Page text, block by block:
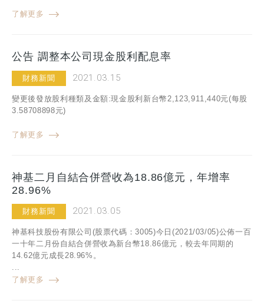
了解更多
公告 調整本公司現金股利配息率
財務新聞 2021.03.15
變更後發放股利種類及金額:現金股利新台幣2,123,911,440元(每股
3.58708898元)
了解更多
神基二月自結合併營收為18.86億元，年增率
28.96%
財務新聞 2021.03.05
神基科技股份有限公司(股票代碼：3005)今日(2021/03/05)公佈一百
一十年二月份自結合併營收為新台幣18.86億元，較去年同期的
14.62億元成長28.96%。
...
了解更多